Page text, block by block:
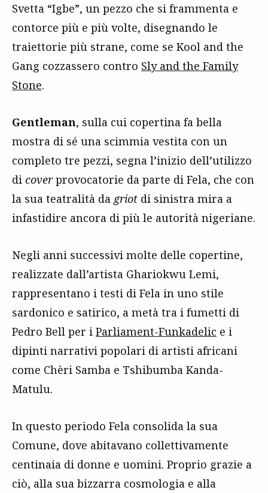
Svetta “Igbe”, un pezzo che si frammenta e
contorce più e più volte, disegnando le
traiettorie più strane, come se Kool and the
Gang cozzassero contro Sly and the Family
Stone.
Gentleman, sulla cui copertina fa bella
mostra di sé una scimmia vestita con un
completo tre pezzi, segna l’inizio dell’utilizzo
di coverprovocatorie da parte di Fela, che con
la sua teatralità da griot di sinistra mira a
infastidire ancora di più le autorità nigeriane.
Negli anni successivi molte delle copertine,
realizzate dall’artista Ghariokwu Lemi,
rappresentano i testi di Fela in uno stile
sardonico e satirico, a metà tra i fumetti di
Pedro Bell per i Parliament-Funkadelic e i
dipinti narrativi popolari di artisti africani
come Chèri Samba e Tshibumba Kanda-
Matulu.
In questo periodo Fela consolida la sua
Comune, dove abitavano collettivamente
centinaia di donne e uomini. Proprio grazie a
ciò, alla sua bizzarra cosmologia e alla